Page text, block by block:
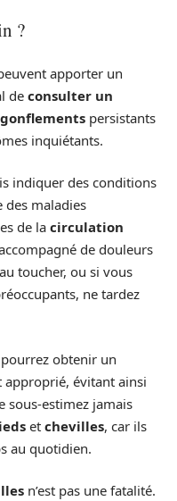
?
apporter un
de consulter un
gonflements persistants
inquiétants.
indiquer des conditions
des maladies
de la circulation
de douleurs
toucher, ou si vous
ne tardez
obtenir un
évitant ainsi
sous-estimez jamais
et chevilles, car ils
au quotidien.
n’est pas une fatalité.